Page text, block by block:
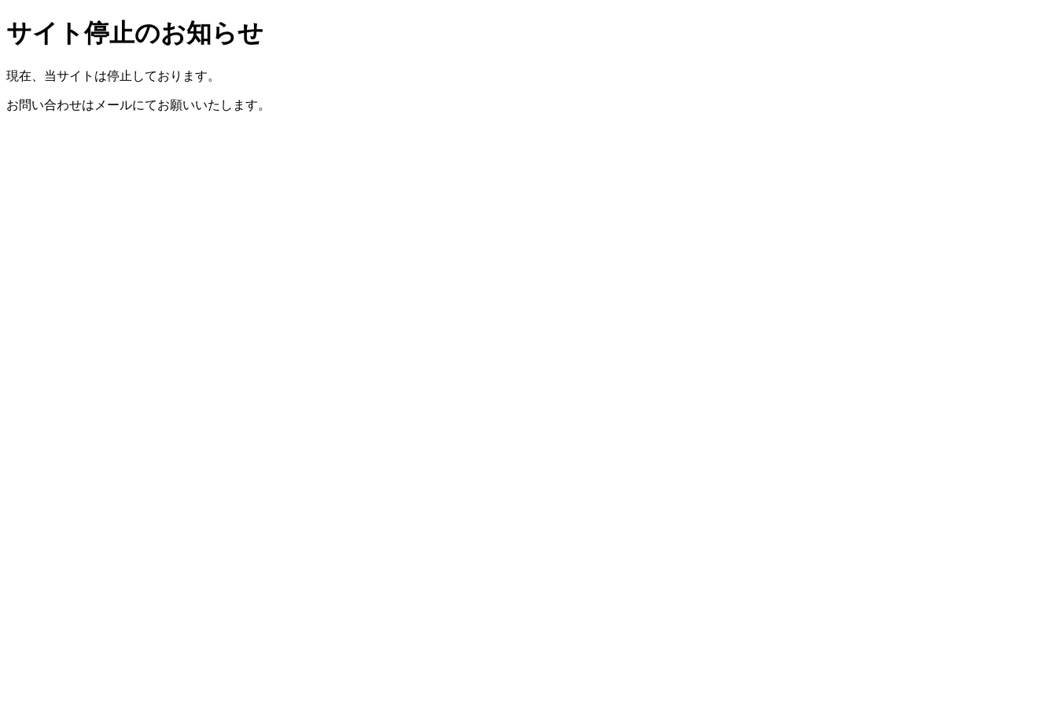
サイト停止のお知らせ
現在、当サイトは停止しております。
お問い合わせはメールにてお願いいたします。